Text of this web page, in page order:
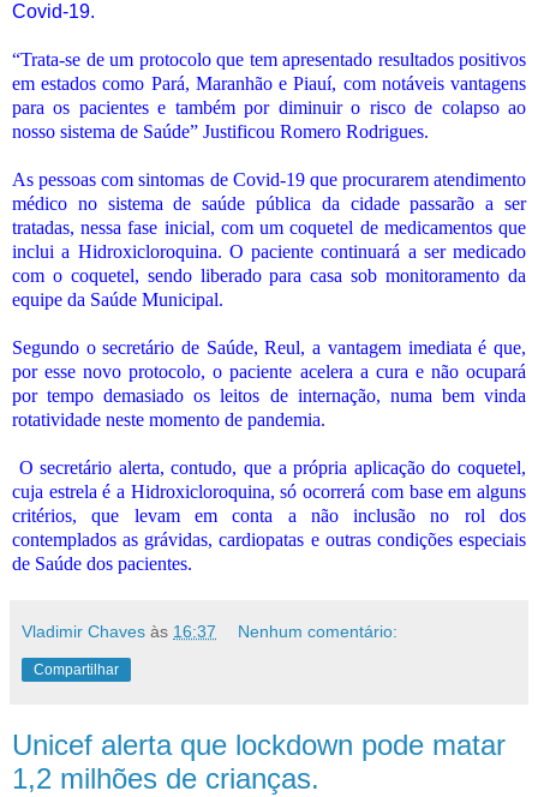
Covid-19.
“Trata-se de um protocolo que tem apresentado resultados positivos
em estados como Pará, Maranhão e Piauí, com notáveis vantagens
para os pacientes e também por diminuir o risco de colapso ao
nosso sistema de Saúde” Justificou Romero Rodrigues.
As pessoas com sintomas de Covid-19 que procurarem atendimento
médico no sistema de saúde pública da cidade passarão a ser
tratadas, nessa fase inicial, com um coquetel de medicamentos que
inclui a Hidroxicloroquina. O paciente continuará a ser medicado
com o coquetel, sendo liberado para casa sob monitoramento da
equipe da Saúde Municipal.
Segundo o secretário de Saúde, Reul, a vantagem imediata é que,
por esse novo protocolo, o paciente acelera a cura e não ocupará
por tempo demasiado os leitos de internação, numa bem vinda
rotatividade neste momento de pandemia.
O secretário alerta, contudo, que a própria aplicação do coquetel,
cuja estrela é a Hidroxicloroquina, só ocorrerá com base em alguns
critérios, que levam em conta a não inclusão no rol dos
contemplados as grávidas, cardiopatas e outras condições especiais
de Saúde dos pacientes.
Vladimir Chaves às 16:37 Nenhum comentário:
Compartilhar
Unicef ​​alerta que lockdown pode matar
1,2 milhões de crianças.